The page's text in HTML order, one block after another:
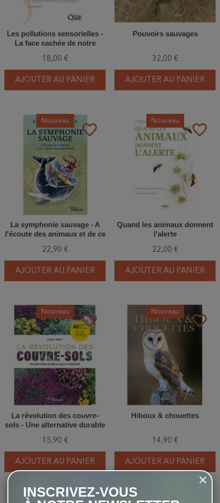
Les pollutions sensorielles -
La face cachée de notre
18,00 €
AJOUTER AU PANIER
Pouvoirs sauvages
32,00 €
AJOUTER AU PANIER
favorite_border
Nouveau
La symphonie sauvage - A
l'écoute des animaux et de ce
22,90 €
AJOUTER AU PANIER
favorite_border
Nouveau
Quand les animaux donnent
l'alerte
22,00 €
AJOUTER AU PANIER
favorite_border
Nouveau
La révolution des couvre-
sols - Une alternative durable
15,90 €
AJOUTER AU PANIER
favorite_border
Nouveau
Hiboux & chouettes
14,90 €
AJOUTER AU PANIER
INSCRIVEZ-VOUS